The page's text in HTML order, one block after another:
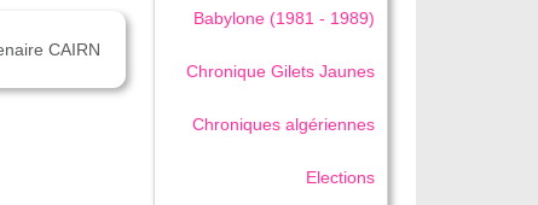
CAIRN
Babylone (1981 - 1989)
Chronique Gilets Jaunes
Chroniques algériennes
Elections